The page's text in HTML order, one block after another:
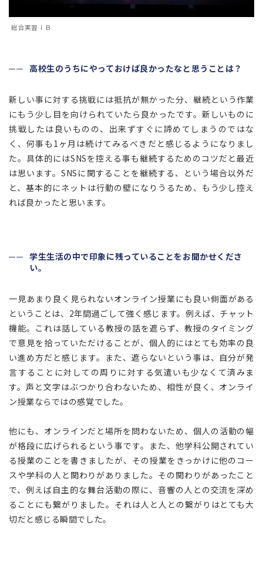
総合実習ⅠＢ
高校生のうちにやっておけば良かったなと思うことは？
新しい事に対する挑戦には抵抗が無かった分、継続という作業
にもう少し目を向けられていたら良かったです。新しいものに
挑戦したは良いものの、出来ずすぐに諦めてしまうのではな
く、何事も1ヶ月は続けてみるべきだと感じるようになりまし
た。具体的にはSNSを控える事も継続するためのコツだと最近
は思います。SNSに関することを継続する、という場合以外だ
と、基本的にネットは行動の壁になりうるため、もう少し控え
れば良かったと思います。
学生生活の中で印象に残っていることをお聞かせくださ
い。
一見あまり良く見られないオンライン授業にも良い側面がある
ということは、2年間過ごして強く感じます。例えば、チャット
機能。これは話している教授の話を遮らず、教授のタイミング
で意見を拾っていただけることが、個人的にはとても効率の良
い進め方だと感じます。また、遮らないという事は、自分が発
言することに対しての周りに対する気遣いも少なくて済みま
す。声と文字はぶつかり合わないため、相性が良く、オンライ
ン授業ならではの感覚でした。
他にも、オンラインだと場所を問わないため、個人の活動の幅
が格段に広げられるという事です。また、他学科公開されてい
る授業のことを書きましたが、その授業をきっかけに他のコー
スや学科の人と関わりがありました。その関わりがあったこと
で、例えば自主的な舞台活動の際に、音響の人との交流を深め
ることにも繋がりました。それは人と人との繋がりはとても大
切だと感じる瞬間でした。